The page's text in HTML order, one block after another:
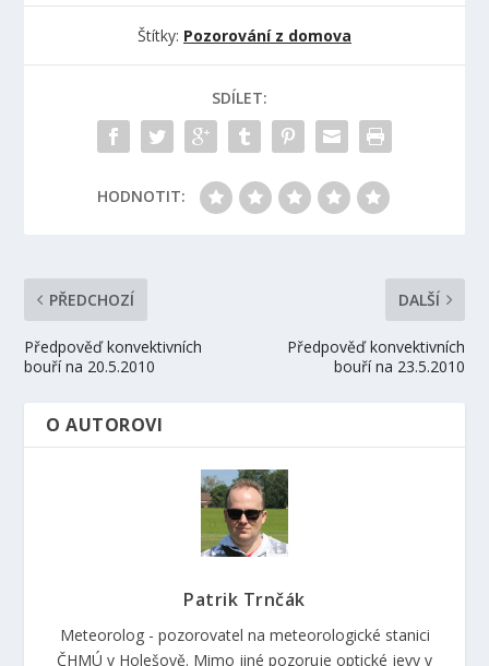
Štítky: Pozorování z domova
SDÍLET:
HODNOTIT:
PŘEDCHOZÍ
Předpověď konvektivních
bouří na 20.5.2010
DALŠÍ
Předpověď konvektivních
bouří na 23.5.2010
O AUTOROVI
Patrik Trnčák
Meteorolog - pozorovatel na meteorologické stanici
ČHMÚ v Holešově. Mimo jiné pozoruje optické jevy v